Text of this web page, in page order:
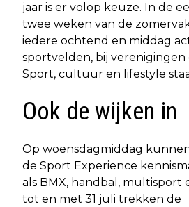
jaar is er volop keuze. In de
twee weken van de
iedere ochtend en middag
sportvelden, bij verenigingen
Sport, cultuur en lifestyle
Ook de wijken in
Op woensdagmiddag
de Sport Experience
als BMX, handbal, multisport
tot en met 31 juli trekken de